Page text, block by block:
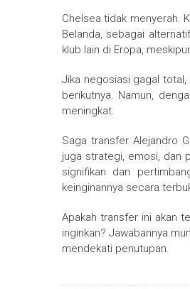
Chelsea tidak menyerah.
Belanda, sebagai
klub lain di Eropa,
Jika negosiasi gagal
berikutnya. Namun,
meningkat.
Saga transfer Alejandro
juga strategi, emosi, dan
signifikan dan
keinginannya secara
Apakah transfer ini akan
inginkan? Jawabannya
mendekati penutupan.